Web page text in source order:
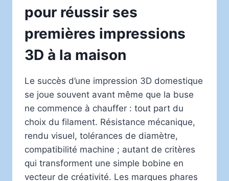
pour réussir ses
premières impressions
3D à la maison
Le succès d’une impression 3D domestique
se joue souvent avant même que la buse
ne commence à chauffer : tout part du
choix du filament. Résistance mécanique,
rendu visuel, tolérances de diamètre,
compatibilité machine ; autant de critères
qui transforment une simple bobine en
vecteur de créativité. Les marques phares